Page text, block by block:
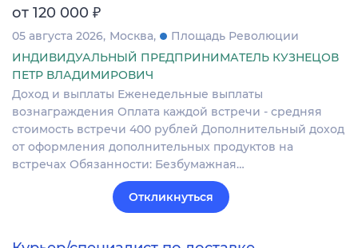
от 120 000 ₽
05 августа 2026 Москва
Площадь Революции
ИНДИВИДУАЛЬНЫЙ ПРЕДПРИНИМАТЕЛЬ КУЗНЕЦОВ
ПЕТР ВЛАДИМИРОВИЧ
Доход и выплаты Еженедельные выплаты
вознаграждения Оплата каждой встречи - средняя
стоимость встречи 400 рублей Дополнительный доход
от оформления дополнительных продуктов на
встречах Обязанности: Безбумажная…
Откликнуться